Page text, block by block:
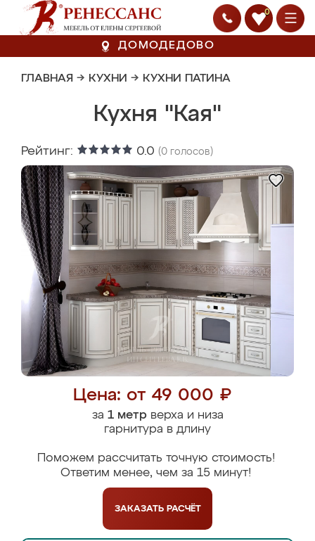
0
ДОМОДЕДОВО
ГЛАВНАЯ → КУХНИ → КУХНИ ПАТИНА
Кухня "Кая"
Рейтинг: 0.0 (0 голосов)
Цена: от 49 000 ₽
за 1 метрверха и низа
гарнитура в длину
Поможем рассчитать точную стоимость!
Ответим менее, чем за 15 минут!
ЗАКАЗАТЬ РАСЧЁТ